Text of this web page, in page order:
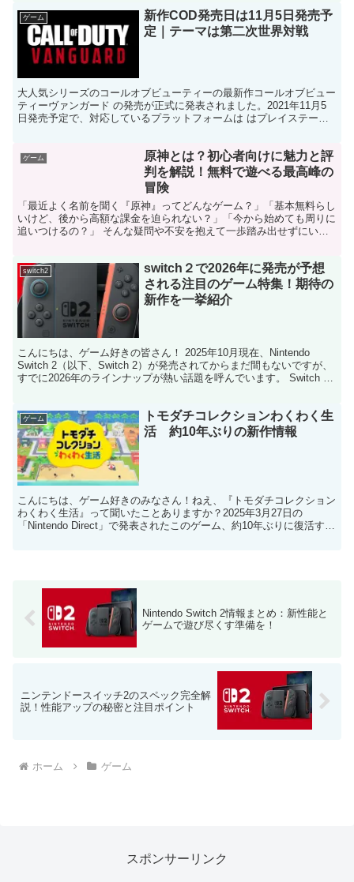
ゲーム
新作COD発売日は11月5日発売予
定｜テーマは第二次世界対戦
大人気シリーズのコールオブビューティーの最新作コールオブビュー
ティーヴァンガード の発売が正式に発表されました。2021年11月5
日発売予定で、対応しているプラットフォームは はプレイステーシ
ゲーム
原神とは？初心者向けに魅力と評
判を解説！無料で遊べる最高峰の
冒険
「最近よく名前を聞く『原神』ってどんなゲーム？」「基本無料らし
いけど、後から高額な課金を迫られない？」「今から始めても周りに
追いつけるの？」 そんな疑問や不安を抱えて一歩踏み出せずにいま
switch2
switch２で2026年に発売が予想
される注目のゲーム特集！期待の
新作を一挙紹介
こんにちは、ゲーム好きの皆さん！ 2025年10月現在、Nintendo
Switch 2（以下、Switch 2）が発売されてからまだ間もないですが、
すでに2026年のラインナップが熱い話題を呼んでいます。 Switch 2
ゲーム
トモダチコレクションわくわく生
活 約10年ぶりの新作情報
こんにちは、ゲーム好きのみなさん！ねえ、『トモダチコレクション
わくわく生活』って聞いたことありますか？2025年3月27日の
「Nintendo Direct」で発表されたこのゲーム、約10年ぶりに復活する
Nintendo Switch 2情報まとめ：新性能と
ゲームで遊び尽くす準備を！
ニンテンドースイッチ2のスペック完全解
説！性能アップの秘密と注目ポイント
ホーム ゲーム
スポンサーリンク